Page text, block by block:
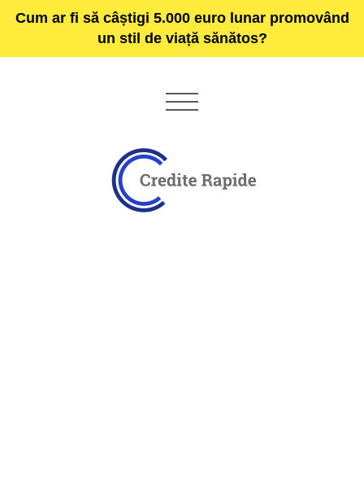
Cum ar fi să câștigi 5.000 euro lunar promovând
un stil de viață sănătos?